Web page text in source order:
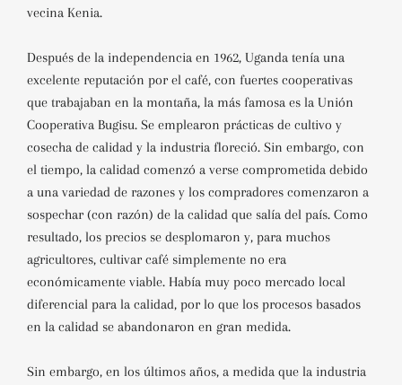
vecina Kenia.
Después de la independencia en 1962, Uganda tenía una
excelente reputación por el café, con fuertes cooperativas
que trabajaban en la montaña, la más famosa es la Unión
Cooperativa Bugisu. Se emplearon prácticas de cultivo y
cosecha de calidad y la industria floreció. Sin embargo, con
el tiempo, la calidad comenzó a verse comprometida debido
a una variedad de razones y los compradores comenzaron a
sospechar (con razón) de la calidad que salía del país. Como
resultado, los precios se desplomaron y, para muchos
agricultores, cultivar café simplemente no era
económicamente viable. Había muy poco mercado local
diferencial para la calidad, por lo que los procesos basados ​​
en la calidad se abandonaron en gran medida.
Sin embargo, en los últimos años, a medida que la industria